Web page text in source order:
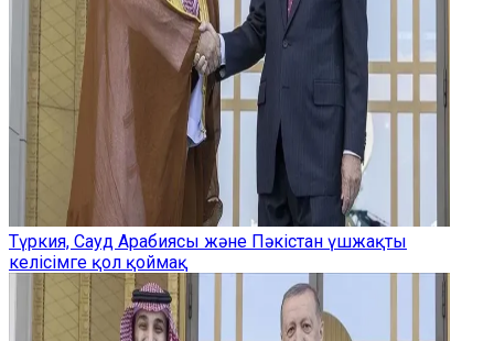
Түркия, Сауд Арабиясы және Пәкістан үшжақты
келісімге қол қоймақ